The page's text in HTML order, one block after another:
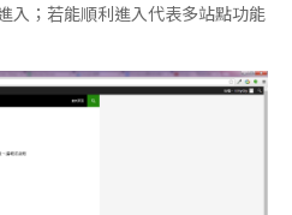
入；若能順利進入代表多站點功能